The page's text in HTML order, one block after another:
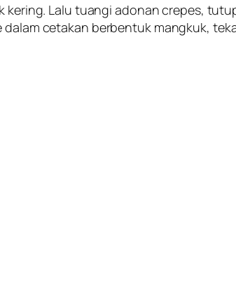
Lalu tuangi adonan crepes,
cetakan berbentuk mangkuk,